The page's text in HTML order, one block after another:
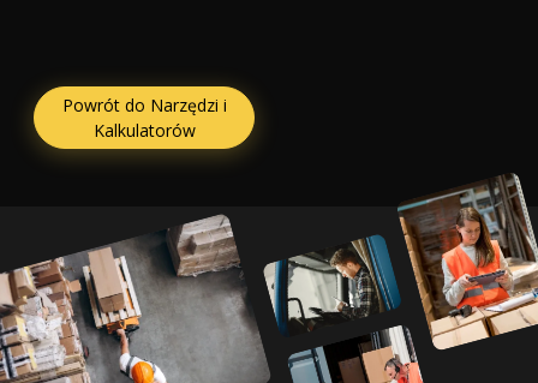
Powrót do Narzędzi i
Kalkulatorów